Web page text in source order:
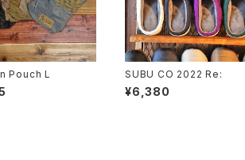
Pouch L SUBU CO 2022 Re:
¥6,380